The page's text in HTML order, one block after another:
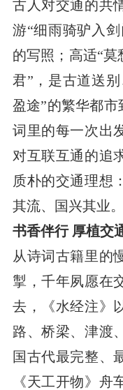
古人对交通的共
游“细雨骑驴入
的写照；高适“
君”，是古道送
盈途”的繁华都市
词里的每一次出
对互联互通的追
质朴的交通理想
其流、国兴其业。
书香伴行 厚植交
从诗词古籍里的
掣，千年夙愿在
去，《水经注》
路、桥梁、津渡
国古代最完整、
《天工开物》舟